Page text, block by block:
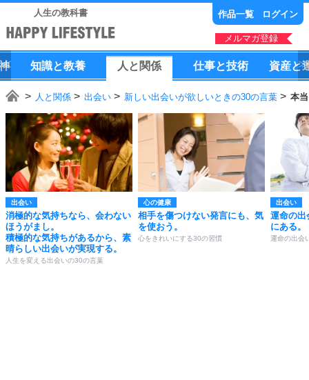
人生の教科書 作品一覧 ログイン
メルマガ登録
知識と教養 人 と 関係 仕事と技術 資産と
人と関係 出会い 新しい出会いが欲しいときの30の言葉 本
出会い
消極的な気持ちなら、会わない
ほうがまし。
積極的な気持ちがあるから、素
晴らしい出会いが実現する。
人生を変える出会いの30の言葉
心の健康
相手を傷つけない発言にも、気
を使おう。
心をきれいにする30の習慣
出会い
運命の出
にある。
運命の出会